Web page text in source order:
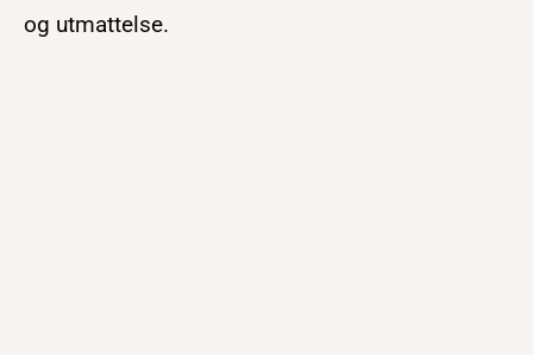
og utmattelse.